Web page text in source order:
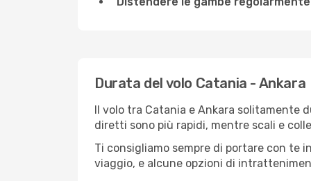
Durata del volo Catania - Ankara
Il volo tra Catania e Ankara solitamente
diretti sono più rapidi, mentre scali e
Ti consigliamo sempre di portare con te
viaggio, e alcune opzioni di